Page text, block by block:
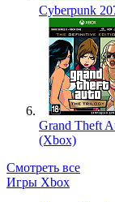
Cyberpunk
Grand Theft
(Xbox)
Смотреть все
Игры Xbox